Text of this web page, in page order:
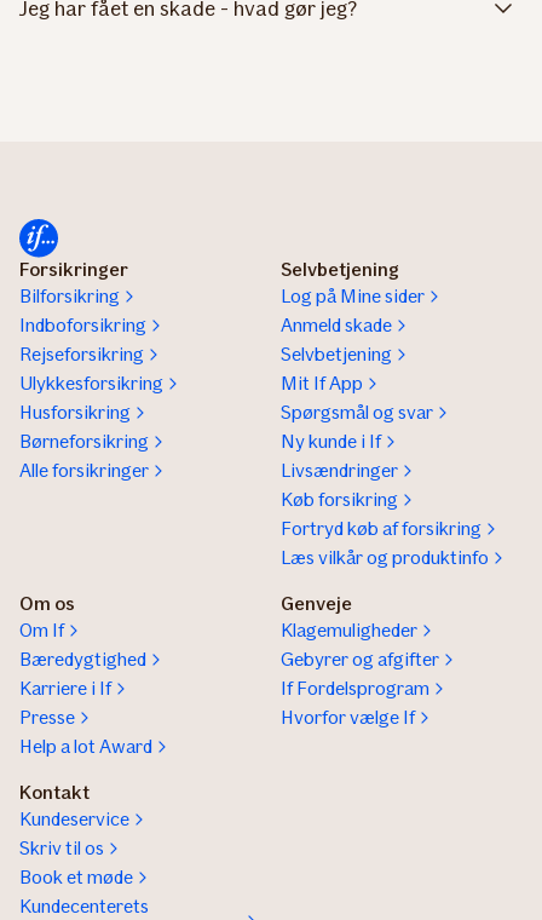
Jeg har fået en skade - hvad gør jeg?
Forsikringer
Bilforsikring
Indboforsikring
Rejseforsikring
Ulykkesforsikring
Husforsikring
Børneforsikring
Alle forsikringer
Selvbetjening
Log på Mine sider
Anmeld skade
Selvbetjening
Mit If App
Spørgsmål og svar
Ny kunde i If
Livsændringer
Køb forsikring
Fortryd køb af forsikring
Læs vilkår og produktinfo
Om os
Om If
Bæredygtighed
Karriere i If
Presse
Help a lot Award
Genveje
Klagemuligheder
Gebyrer og afgifter
If Fordelsprogram
Hvorfor vælge If
Kontakt
Kundeservice
Skriv til os
Book et møde
Kundecenterets